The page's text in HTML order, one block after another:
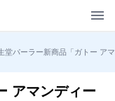
堂パーラー新商品「ガトー ア
アマンディー